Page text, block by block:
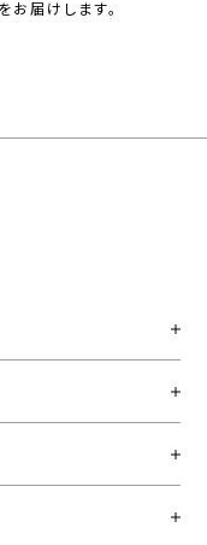
届けします。